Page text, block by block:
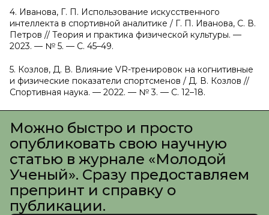
4. Иванова, Г. П. Использование искусственного
интеллекта в спортивной аналитике / Г. П. Иванова, С. В.
Петров // Теория и практика физической культуры. —
2023. — № 5. — С. 45–49.
5. Козлов, Д. В. Влияние VR-тренировок на когнитивные
и физические показатели спортсменов / Д. В. Козлов //
Спортивная наука. — 2022. — № 3. — С. 12–18.
Можно быстро и просто
опубликовать свою научную
статью в журнале «Молодой
Ученый». Сразу предоставляем
препринт и справку о
публикации.